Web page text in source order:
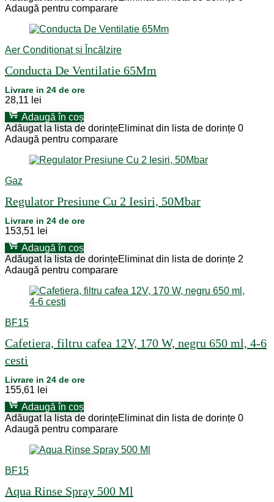
Adaugă pentru comparare
Aer Condiționat și Încălzire
Conducta De Ventilatie 65Mm
Livrare in 24 de ore
28,11 lei
Adaugă în coș
Adăugat la lista de dorințeEliminat din lista de dorințe 0
Adaugă pentru comparare
Gaz
Regulator Presiune Cu 2 Iesiri, 50Mbar
Livrare in 24 de ore
153,51 lei
Adaugă în coș
Adăugat la lista de dorințeEliminat din lista de dorințe 2
Adaugă pentru comparare
BF15
Cafetiera, filtru cafea 12V, 170 W, negru 650 ml, 4-6
cesti
Livrare in 24 de ore
155,61 lei
Adaugă în coș
Adăugat la lista de dorințeEliminat din lista de dorințe 0
Adaugă pentru comparare
BF15
Aqua Rinse Spray 500 Ml